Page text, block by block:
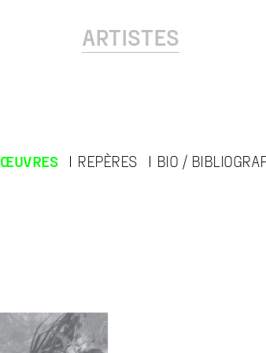
ARTISTES
ŒUVRES REPÈRES BIO /